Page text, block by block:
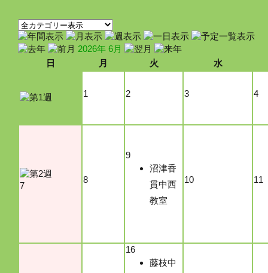
2026年 6月
日
月 火 水
1 2 3 4
7
8
9
沼津香
貫中西
教室
10 11
16
藤枝中